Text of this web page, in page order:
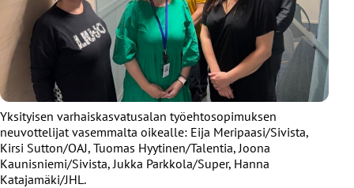
Yksityisen varhaiskasvatusalan työehtosopimuksen
neuvottelijat vasemmalta oikealle: Eija Meripaasi/Sivista,
Kirsi Sutton/OAJ, Tuomas Hyytinen/Talentia, Joona
Kaunisniemi/Sivista, Jukka Parkkola/Super, Hanna
Katajamäki/JHL.